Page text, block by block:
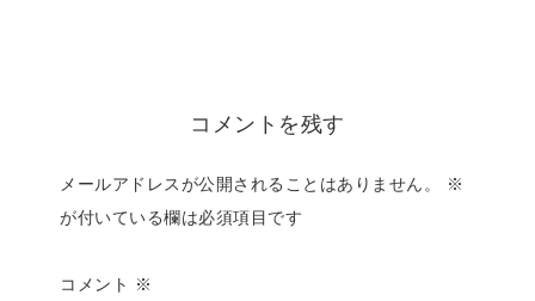
コメントを残す
メールアドレスが公開されることはありません。
※
が付いている欄は必須項目です
コメント ※